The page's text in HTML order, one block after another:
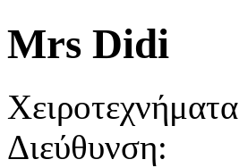
Mrs Didi
Χειροτεχνήματα
Διεύθυνση: